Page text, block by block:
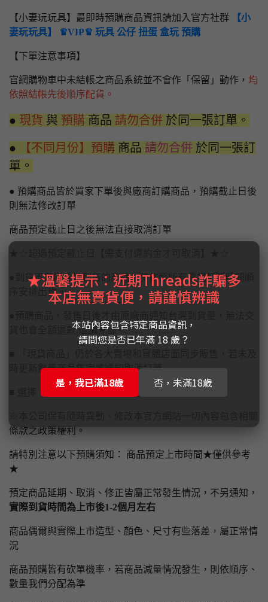
【小妻玩玩具】最即時預購商品資訊請加入官方社群
【小
妻玩玩具】 ♛VIP♛ 玩具 公仔 扭蛋 盒玩 預購
【下單注意事項】
官網購物車中未結帳之商品系統並不會作「保留」動作， 均
依照結帳先後順序配貨。
● 現貨 與 預購 商品 請勿合併 於同一張訂單。
● 【不同月份】預購 商品 請勿合併 於同一張訂
單。
● 預購商品皆於買家下單後與廠商訂購商品，預購截止日後
則無法修改訂單
商品預定截止日之後無法直接取消訂單
●到貨不足與分批到貨的商品，將依照所有賣場訂購時間順
序安排出貨。
貨也會全額退款,還請見諒。
時更新數量商品售完將通知取消訂單
■ 選擇【實體門市自取】請先付款完畢才予以保留
條款之政策權利。
請特別注意以下預購須知： 商品預定上市時間★僅供參考
★
預定商品延期、取消、修正皆屬正常發生情況，不另通知，
實際到貨時間為上市後1-2個月左右
商品偶爾與實際上市造型、顏色、尺寸有些落差，屬正常情
況
商品預購皆有砍單機率，若商品減量情況發生，則依順序、
數量我們分配為準
★溫馨提示：近期Threads詐騙多
本店無賣貨便，請謹慎辨識
本站內容包含特定商品資訊，
請問您是否已年滿 18 歲？
是，我已滿18歲 否，未滿18歲